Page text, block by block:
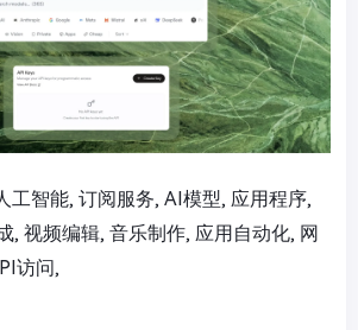
工智能, 订阅服务, AI模型, 应用程序,
, 视频编辑, 音乐制作, 应用自动化, 网
访问,